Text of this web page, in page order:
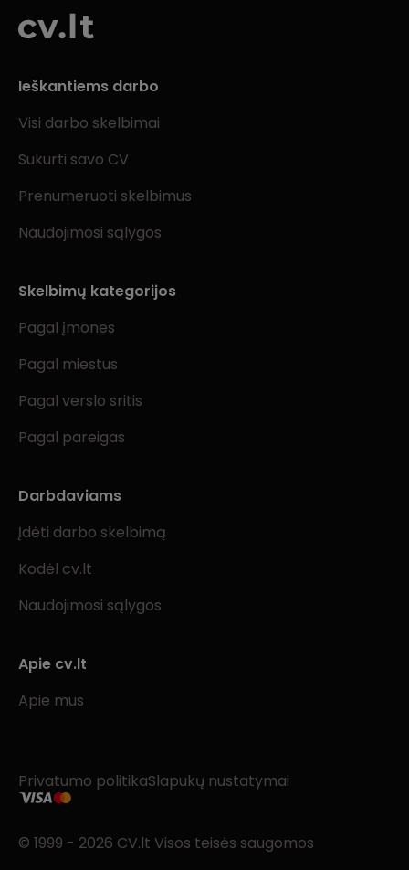
Ieškantiems darbo
Visi darbo skelbimai
Sukurti savo CV
Prenumeruoti skelbimus
Naudojimosi sąlygos
Skelbimų kategorijos
Pagal įmones
Pagal miestus
Pagal verslo sritis
Pagal pareigas
Darbdaviams
Įdėti darbo skelbimą
Kodėl cv.lt
Naudojimosi sąlygos
Apie cv.lt
Apie mus
Privatumo politikaSlapukų nustatymai
© 1999 - 2026 CV.lt Visos teisės saugomos